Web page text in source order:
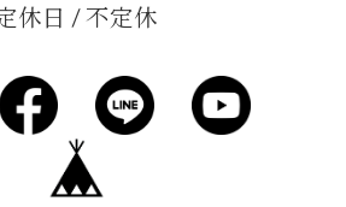
休日 / 不定休